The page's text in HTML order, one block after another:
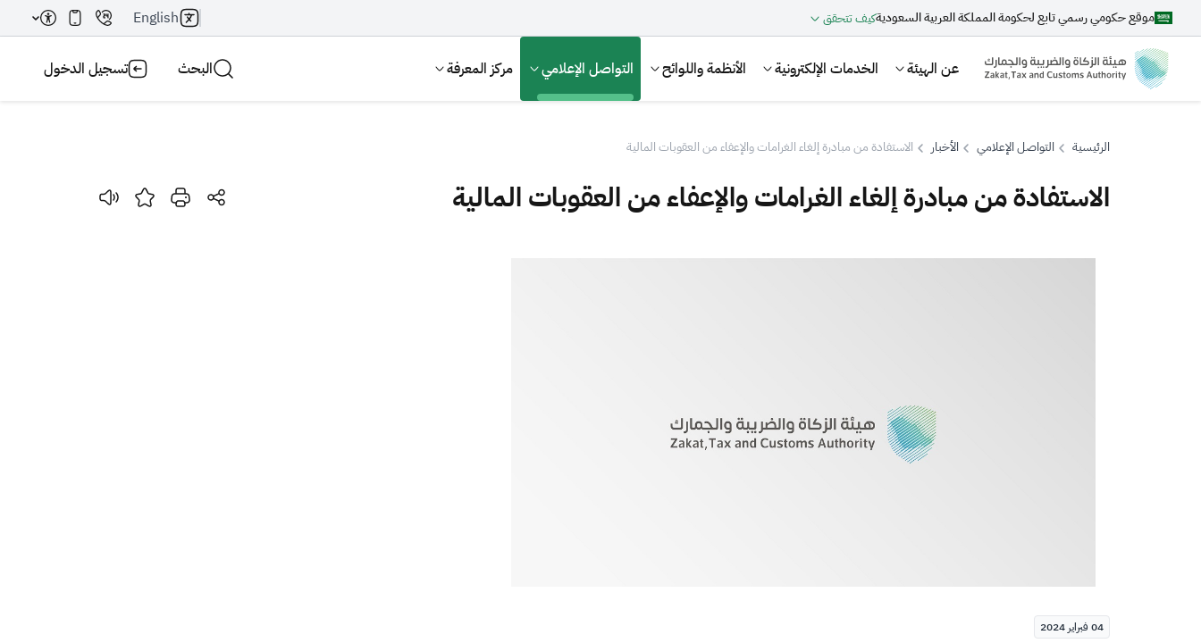
موقع حكومي رسمي تابع لحكومة المملكة العربية السعوديةكيف تتحقق English
عن الهيئة الخدمات الإلكترونية الأنظمة واللوائح التواصل الإعلامي مركز المعرفة البحث تسجيل الدخول
بحث
الرئيسية التواصل الإعلامي الأخبار الاستفادة من مبادرة إلغاء الغرامات والإعفاء من العقوبات المالية
الاستفادة من مبادرة إلغاء الغرامات والإعفاء من العقوبات المالية
04 فبراير 2024